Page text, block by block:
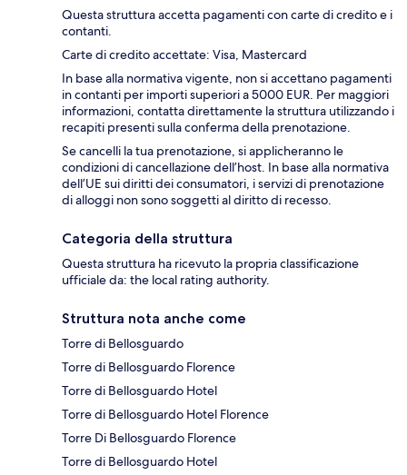
Questa struttura accetta pagamenti con carte di credito e i
contanti.
Carte di credito accettate: Visa, Mastercard
In base alla normativa vigente, non si accettano pagamenti
in contanti per importi superiori a 5000 EUR. Per maggiori
informazioni, contatta direttamente la struttura utilizzando i
recapiti presenti sulla conferma della prenotazione.
Se cancelli la tua prenotazione, si applicheranno le
condizioni di cancellazione dell’host. In base alla normativa
dell’UE sui diritti dei consumatori, i servizi di prenotazione
di alloggi non sono soggetti al diritto di recesso.
Categoria della struttura
Questa struttura ha ricevuto la propria classificazione
ufficiale da: the local rating authority.
Struttura nota anche come
Torre di Bellosguardo
Torre di Bellosguardo Florence
Torre di Bellosguardo Hotel
Torre di Bellosguardo Hotel Florence
Torre Di Bellosguardo Florence
Torre di Bellosguardo Hotel